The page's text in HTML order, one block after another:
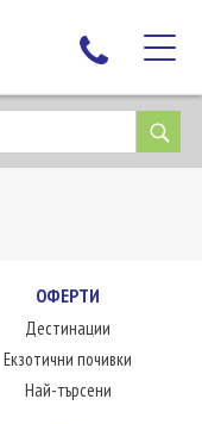
ОФЕРТИ
Дестинации
Екзотични почивки
Най-търсени